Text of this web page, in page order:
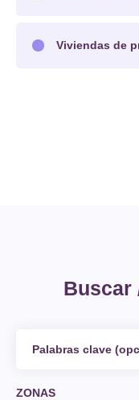
Viviendas de
Buscar
ZONAS